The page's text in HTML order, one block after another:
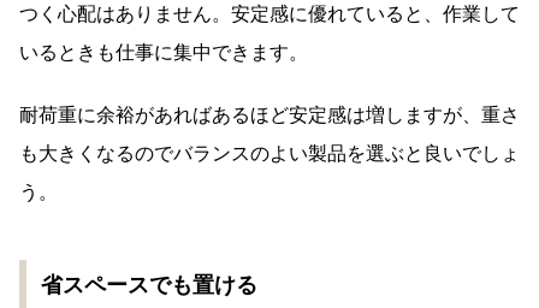
つく心配はありません。安定感に優れていると、作業して
いるときも仕事に集中できます。
耐荷重に余裕があればあるほど安定感は増しますが、重さ
も大きくなるのでバランスのよい製品を選ぶと良いでしょ
う。
省スペースでも置ける